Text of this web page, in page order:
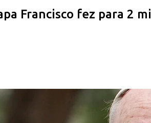
Francisco fez para 2